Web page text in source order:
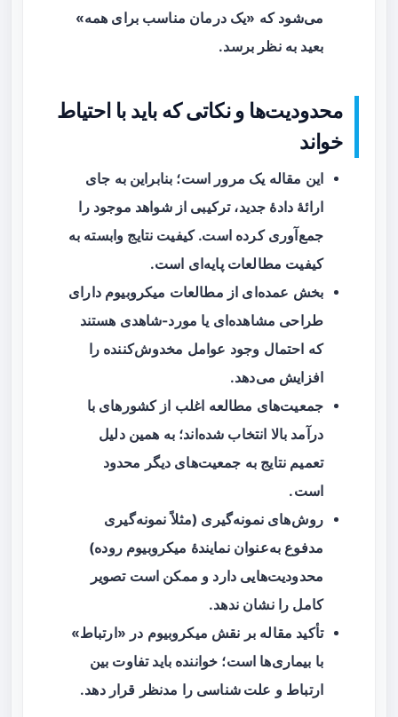
می‌شود که «یک درمان مناسب برای همه»
بعید به نظر برسد.
محدودیت‌ها و نکاتی که باید با احتیاط
خواند
این مقاله یک مرور
است؛ بنابراین به جای
ارائهٔ دادهٔ جدید، ترکیبی از شواهد موجود را
جمع‌آوری کرده است. کیفیت نتایج وابسته به
کیفیت مطالعات پایه‌ای است.
بخش عمده‌ای از مطالعات میکروبیوم دارای
طراحی مشاهده‌ای یا مورد-شاهدی هستند
که احتمال وجود عوامل مخدوش‌کننده را
افزایش می‌دهد.
جمعیت‌های مطالعه اغلب از کشورهای با
درآمد بالا انتخاب شده‌اند؛ به همین دلیل
تعمیم نتایج به جمعیت‌های دیگر محدود
است.
روش‌های نمونه‌گیری (مثلاً نمونه‌گیری
مدفوع به‌عنوان نمایندهٔ میکروبیوم روده)
محدودیت‌هایی دارد و ممکن است تصویر
کامل را نشان ندهد.
تأکید مقاله بر نقش میکروبیوم در «ارتباط»
با بیماری‌ها است؛ خواننده باید تفاوت بین
ارتباط و علت شناسی را مدنظر قرار دهد.